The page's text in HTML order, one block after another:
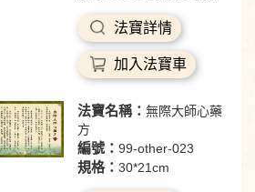
法寶詳情
加入法寶車
法寶名稱： 無際大師心藥
方
編號： 99-other-023
規格： 30*21cm